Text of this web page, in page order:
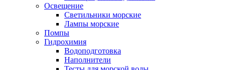
Освещение
Светильники морские
Лампы морские
Помпы
Гидрохимия
Водоподготовка
Наполнители